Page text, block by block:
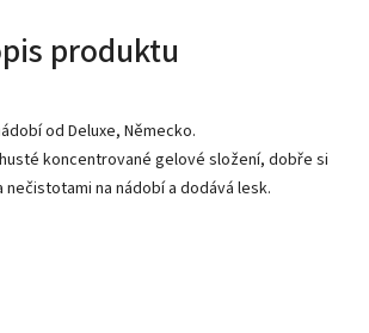
produktu
od Deluxe, Německo.
koncentrované gelové složení, dobře si
na nádobí a dodává lesk.